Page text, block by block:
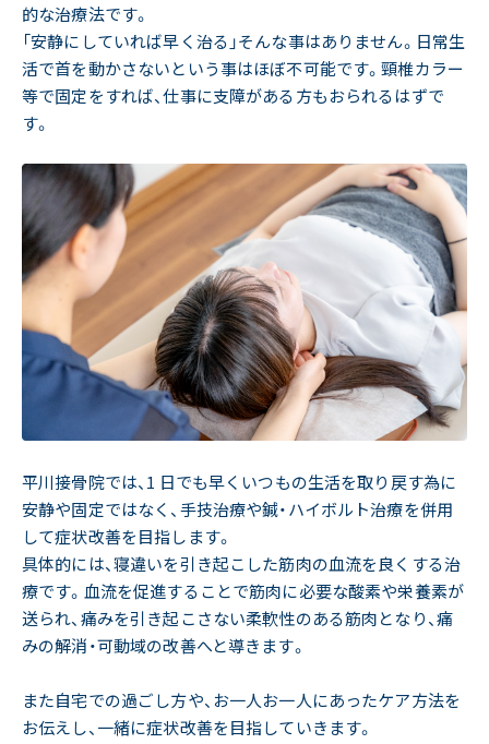
的な治療法です。
「安静にしていれば早く治る」そんな事はありません。日常生
活で首を動かさないという事はほぼ不可能です。頸椎カラー
等で固定をすれば、仕事に支障がある方もおられるはずで
す。
平川接骨院では、1 日でも早くいつもの生活を取り戻す為に
安静や固定ではなく、手技治療や鍼・ハイボルト治療を併用
して症状改善を目指します。
具体的には、寝違いを引き起こした筋肉の血流を良くする治
療です。血流を促進することで筋肉に必要な酸素や栄養素が
送られ、痛みを引き起こさない柔軟性のある筋肉となり、痛
みの解消・可動域の改善へと導きます。
また自宅での過ごし方や、お一人お一人にあったケア方法を
お伝えし、一緒に症状改善を目指していきます。